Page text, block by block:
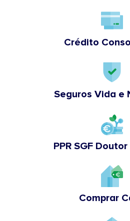
Crédito
Seguros Vida e
PPR SGF
Comprar